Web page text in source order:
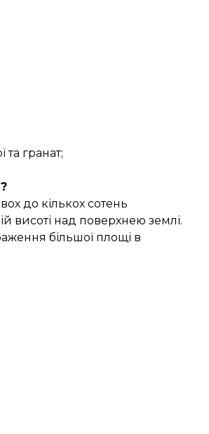
та гранат;
до кількох сотень
висоті над поверхнею землі.
більшої площі в